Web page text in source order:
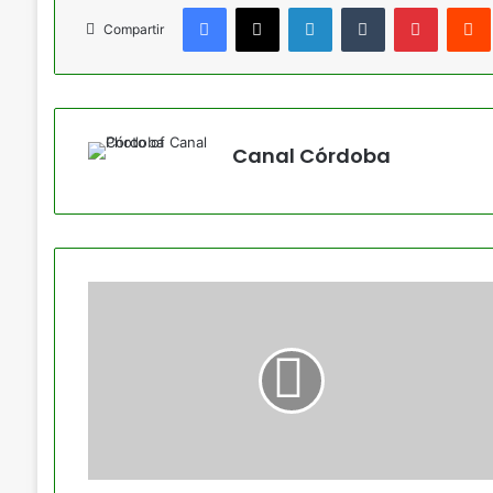
Compartir
Facebook
X LinkedInTumblr Pinterest
Canal Córdoba